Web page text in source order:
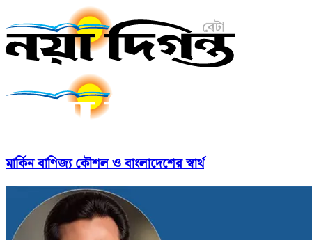
মার্কিন বাণিজ্য কৌশল ও বাংলাদেশের স্বার্থ